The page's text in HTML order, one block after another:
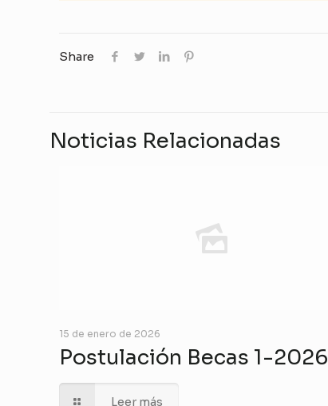
Share
Noticias Relacionadas
15 de enero de 2026
Postulación Becas 1-2026
Leer más